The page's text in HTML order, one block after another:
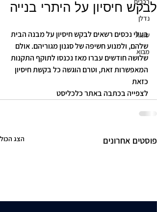
נדלן
שונות
מבוא
לבקש חיסיון על היתרי בנייה
בעלי נכסים רשאים לבקש חיסיון על מבנה הבית
שלהם, ולמנוע חשיפה של סגנון מגוריהם. אולם
שלושה חודשים עברו מאז נכנסו לתוקף התקנות
המאפשרות זאת, וטרם הוגשה כל בקשת חיסיון
כזאת
לצפייה בכתבה באתר כלכליסט
פוסטים אחרונים הצג הכול